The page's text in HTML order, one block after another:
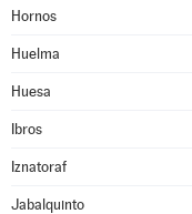
Hornos
Huelma
Huesa
Ibros
Iznatoraf
Jabalquinto